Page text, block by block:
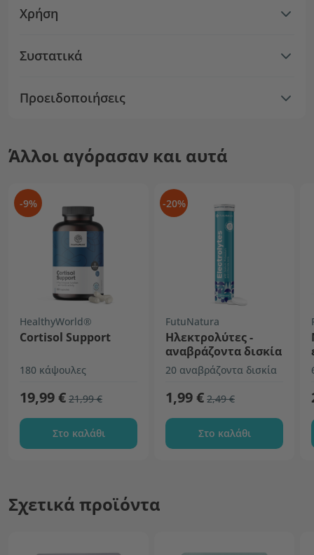
Χρήση
Συστατικά
Προειδοποιήσεις
Άλλοι αγόρασαν και αυτά
-9%
HealthyWorld®
Cortisol Support
180 κάψουλες
19,99 € 21,99 €
Στο καλάθι
-20%
FutuNatura
Ηλεκτρολύτες -
αναβράζοντα δισκία
20 αναβράζοντα δισκία
1,99 € 2,49 €
Στο καλάθι
Σχετικά προϊόντα